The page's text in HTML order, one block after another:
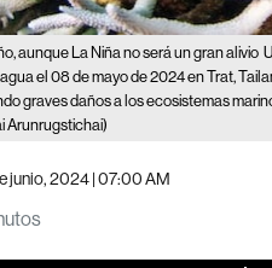
aunque La Niña no será un gran alivio
el 08 de mayo de 2024 en Trat,
graves daños a los ecosistemas
Arunrugstichai)
junio, 2024 | 07:00 AM